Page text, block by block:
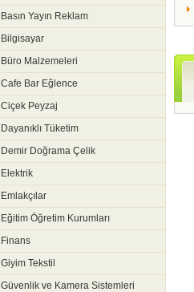
Basın Yayın Reklam
Bilgisayar
Büro Malzemeleri
Cafe Bar Eğlence
Ciçek Peyzaj
Dayanıklı Tüketim
Demir Doğrama Çelik
Elektrik
Emlakçılar
Eğitim Öğretim Kurumları
Finans
Giyim Tekstil
Güvenlik ve Kamera Sistemleri